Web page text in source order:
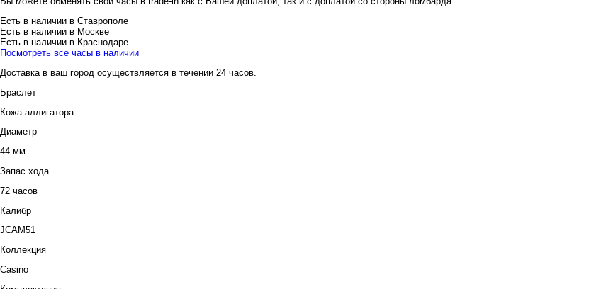
Есть в наличии в Ставрополе
Есть в наличии в Москве
Есть в наличии в Краснодаре
Посмотреть все часы в наличии
Доставка в ваш город осуществляется в течении 24 часов.
Браслет
Кожа аллигатора
Диаметр
44 мм
Запас хода
72 часов
Калибр
JCAM51
Коллекция
Casino